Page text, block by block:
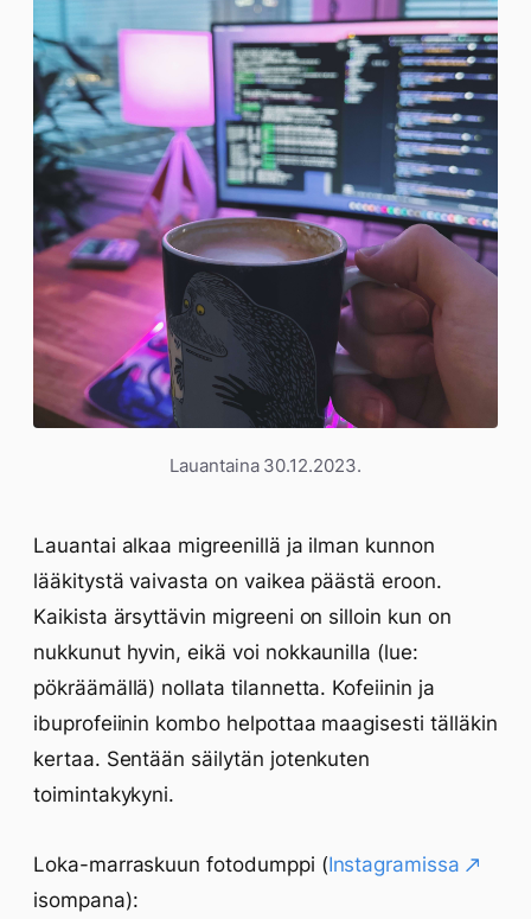
Lauantaina 30.12.2023.
Lauantai alkaa migreenillä ja ilman kunnon
lääkitystä vaivasta on vaikea päästä eroon.
Kaikista ärsyttävin migreeni on silloin kun on
nukkunut hyvin, eikä voi nokkaunilla (lue:
pökräämällä) nollata tilannetta. Kofeiinin ja
ibuprofeiinin kombo helpottaa maagisesti tälläkin
kertaa. Sentään säilytän jotenkuten
toimintakykyni.
Loka-marraskuun fotodumppi (Instagramissa
isompana):